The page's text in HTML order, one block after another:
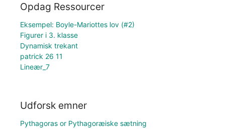
Opdag Ressourcer
Eksempel: Boyle-Mariottes lov (#2)
Figurer i 3. klasse
Dynamisk trekant
patrick 26 11
Lineær_7
Udforsk emner
Pythagoras or Pythagoræiske sætning